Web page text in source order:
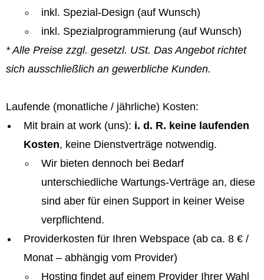
inkl. Spezial-Design (auf Wunsch)
inkl. Spezialprogrammierung (auf Wunsch)
* Alle Preise zzgl. gesetzl. USt. Das Angebot richtet
sich ausschließlich an gewerbliche Kunden.
Laufende (monatliche / jährliche) Kosten:
Mit brain at work (uns): i. d. R. keine laufenden
Kosten, keine Dienstverträge notwendig.
Wir bieten dennoch bei Bedarf
unterschiedliche Wartungs-Verträge an, diese
sind aber für einen Support in keiner Weise
verpflichtend.
Providerkosten für Ihren Webspace (ab ca. 8 € /
Monat – abhängig vom Provider)
Hosting findet auf einem Provider Ihrer Wahl